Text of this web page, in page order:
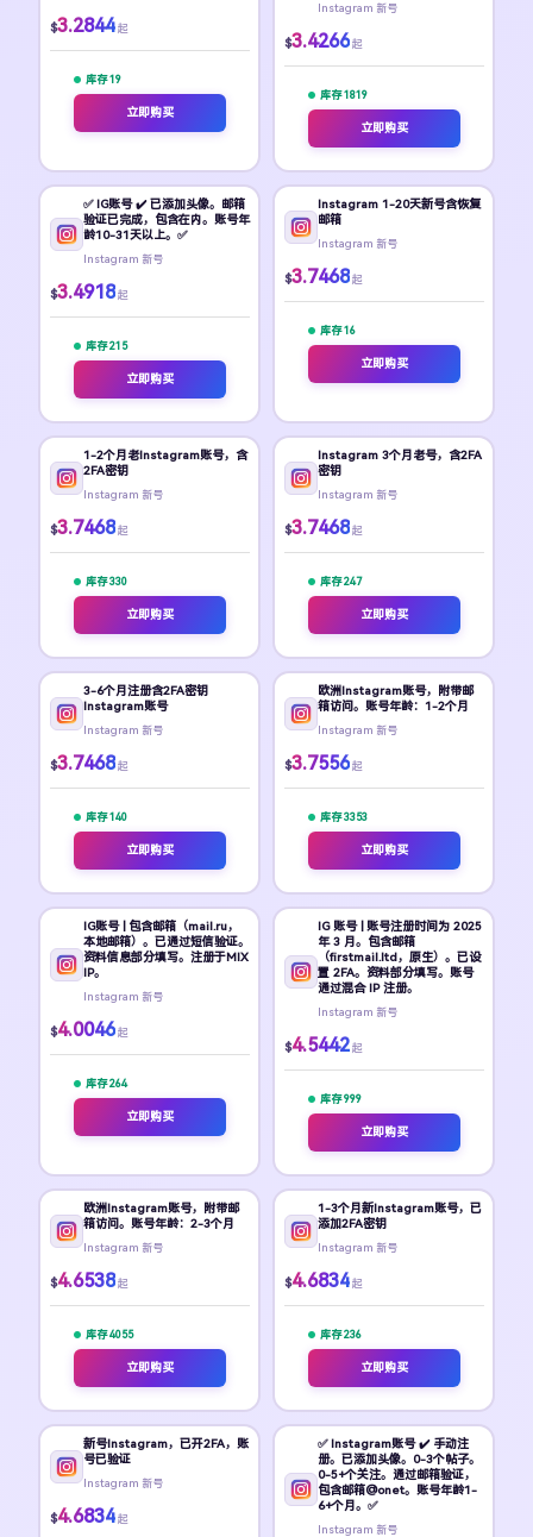
$3.2844 起
库存 19
立即购买
Instagram 新号
$3.4266 起
库存 1819
立即购买
✅ IG账号 ✔️ 已添加头像。邮箱
验证已完成，包含在内。账号年
龄10-31天以上。✅
Instagram 新号
$3.4918 起
库存 215
立即购买
Instagram 1-20天新号含恢复
邮箱
Instagram 新号
$3.7468 起
库存 16
立即购买
1-2个月老Instagram账号，含
2FA密钥
Instagram 新号
$3.7468 起
库存 330
立即购买
Instagram 3个月老号，含2FA
密钥
Instagram 新号
$3.7468 起
库存 247
立即购买
3-6个月注册含2FA密钥
Instagram账号
Instagram 新号
$3.7468 起
库存 140
立即购买
欧洲Instagram账号，附带邮
箱访问。账号年龄：1-2个月
Instagram 新号
$3.7556 起
库存 3353
立即购买
IG账号 | 包含邮箱（mail.ru，
本地邮箱）。已通过短信验证。
资料信息部分填写。注册于MIX
IP。
Instagram 新号
$4.0046 起
库存 264
立即购买
IG 账号 | 账号注册时间为 2025
年 3 月。包含邮箱
（firstmail.ltd，原生）。已设
置 2FA。资料部分填写。账号
通过混合 IP 注册。
Instagram 新号
$4.5442 起
库存 999
立即购买
欧洲Instagram账号，附带邮
箱访问。账号年龄：2-3个月
Instagram 新号
$4.6538 起
库存 4055
立即购买
1-3个月新Instagram账号，已
添加2FA密钥
Instagram 新号
$4.6834 起
库存 236
立即购买
新号Instagram，已开2FA，账
号已验证
Instagram 新号
$4.6834 起
✅ Instagram账号 ✔️ 手动注
册。已添加头像。0-3个帖子。
0-5+个关注。通过邮箱验证，
包含邮箱@onet。账号年龄1-
6+个月。✅
Instagram 新号